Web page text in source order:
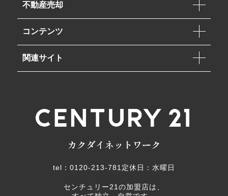
不動産売却
コンテンツ
関連サイト
tel：0120-213-781定休日：水曜日
センチュリー21の加盟店は、